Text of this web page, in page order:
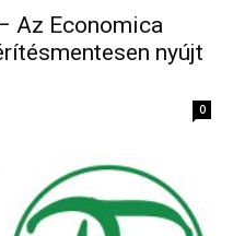
Az Economica
nyújt
0